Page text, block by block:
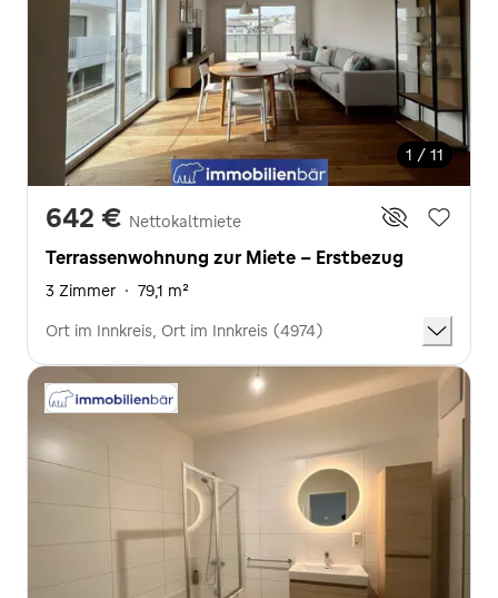
1 / 11
642 € Nettokaltmiete
Terrassenwohnung zur Miete - Erstbezug
3 Zimmer · 79,1 m²
Ort im Innkreis, Ort im Innkreis (4974)